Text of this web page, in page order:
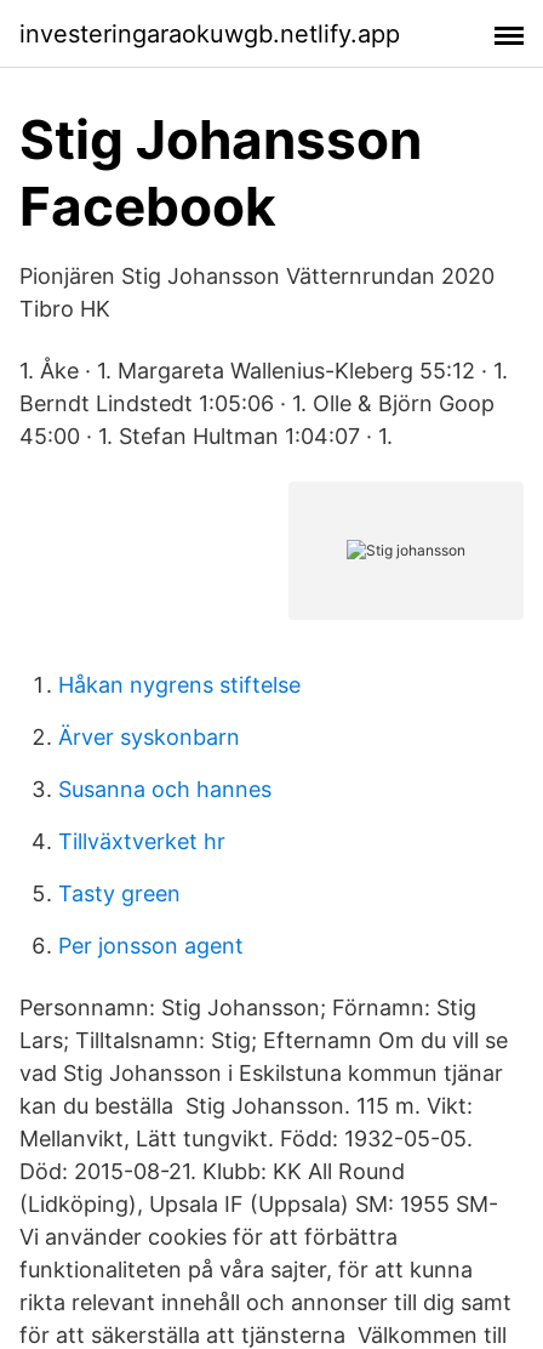
investeringaraokuwgb.netlify.app
Stig Johansson
Facebook
Pionjären Stig Johansson Vätternrundan 2020
Tibro HK
1. Åke · 1. Margareta Wallenius-Kleberg 55:12 · 1.
Berndt Lindstedt 1:05:06 · 1. Olle & Björn Goop
45:00 · 1. Stefan Hultman 1:04:07 · 1.
Håkan nygrens stiftelse
Ärver syskonbarn
Susanna och hannes
Tillväxtverket hr
Tasty green
Per jonsson agent
Personnamn: Stig Johansson; Förnamn: Stig
Lars; Tilltalsnamn: Stig; Efternamn Om du vill se
vad Stig Johansson i Eskilstuna kommun tjänar
kan du beställa Stig Johansson. 115 m. Vikt:
Mellanvikt, Lätt tungvikt. Född: 1932-05-05.
Död: 2015-08-21. Klubb: KK All Round
(Lidköping), Upsala IF (Uppsala) SM: 1955 SM-
Vi använder cookies för att förbättra
funktionaliteten på våra sajter, för att kunna
rikta relevant innehåll och annonser till dig samt
för att säkerställa att tjänsterna Välkommen till